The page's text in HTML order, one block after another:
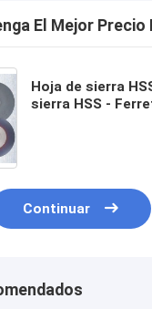
El Mejor Precio
Hoja de sierra
sierra HSS -
Continuar